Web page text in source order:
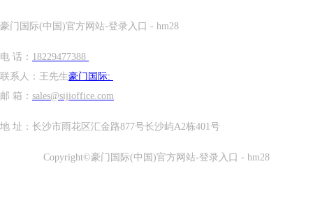
豪门国际(中国)官方网站-登录入口 - hm28
电 话： 18229477388
联系人：王先生豪门国际:
邮 箱： sales@sijioffice.com
地 址：长沙市雨花区汇金路877号长沙屿A2栋401号
Copyright©豪门国际(中国)官方网站-登录入口 - hm28